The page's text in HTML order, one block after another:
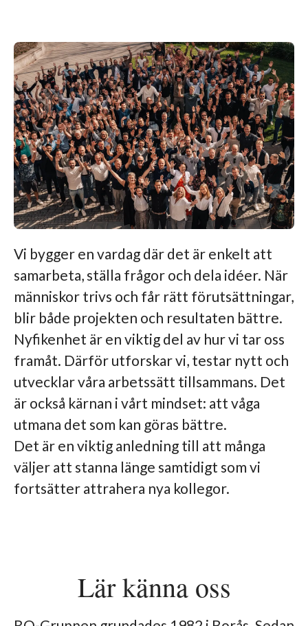
Vi bygger en vardag där det är enkelt att
samarbeta, ställa frågor och dela idéer. När
människor trivs och får rätt förutsättningar,
blir både projekten och resultaten bättre.
Nyfikenhet är en viktig del av hur vi tar oss
framåt. Därför utforskar vi, testar nytt och
utvecklar våra arbetssätt tillsammans. Det
är också kärnan i vårt mindset: att våga
utmana det som kan göras bättre.
Det är en viktig anledning till att många
väljer att stanna länge samtidigt som vi
fortsätter attrahera nya kollegor.
Lär känna oss